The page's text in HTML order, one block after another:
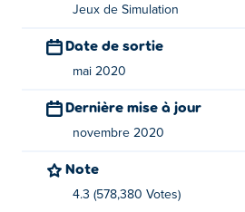
Jeux de Simulation
Date de sortie
mai 2020
Dernière mise à jour
novembre 2020
Note
4.3 (578,380 Votes)